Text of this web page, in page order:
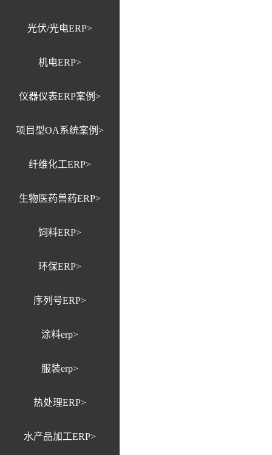
光伏/光电ERP>
机电ERP>
仪器仪表ERP案例>
项目型OA系统案例>
纤维化工ERP>
生物医药兽药ERP>
饲料ERP>
环保ERP>
序列号ERP>
涂料erp>
服装erp>
热处理ERP>
水产品加工ERP>